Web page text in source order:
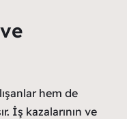
hem de
İş kazalarının ve